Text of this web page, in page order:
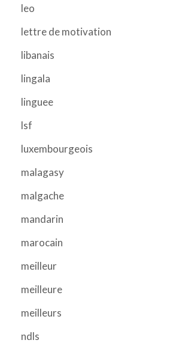
leo
lettre de motivation
libanais
lingala
linguee
lsf
luxembourgeois
malagasy
malgache
mandarin
marocain
meilleur
meilleure
meilleurs
ndls